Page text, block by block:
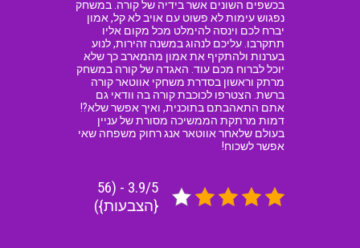
בכשפים השונים אשר בידיה של קורה. במשחק
נפגוש עימות לא פשוט עם אויב לא קל, אמון
יברח לכם וינסה להימלט מכל מקום אליו
תתקרבו. עליכם לנהוג במשנה זהירות, לנוע
בערנות ולהתקיף את אמון מהמארב כך שלא
יוכל לברוח מכם עוד. האגדה של קורה במשחק
מרתק וראשון בסדרת משחקי אווטאר קורה
ברשת. הצטרפו לכוכבת קורה בה וודאי גם
אתם התאהבתם בתוכנית, ואיך אפשר שלא?!
דמות מרתקת הממשיכה מסורת של עניין
בעולם שלאחר אווטאר אנג רחוק משפחה שאי
אפשר לשכוח!
3.9/5 - (56
{הצבעות})